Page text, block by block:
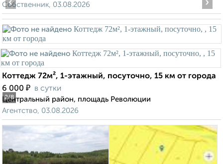
Собственник, 03.08.2026
2/8
‹ ›
Коттедж 72м², 1-этажный, посуточно, 15 км от города
6 000 ₽ в сутки
Центральный район, площадь Революции
Агентство, 03.08.2026